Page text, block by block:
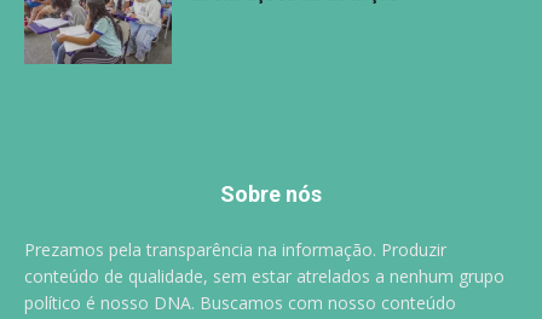
Sobre nós
Prezamos pela transparência na informação. Produzir
conteúdo de qualidade, sem estar atrelados a nenhum grupo
político é nosso DNA. Buscamos com nosso conteúdo